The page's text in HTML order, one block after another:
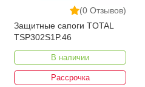
(0 Отзывов)
Защитные сапоги TOTAL
TSP302S1P.46
В наличии
Рассрочка